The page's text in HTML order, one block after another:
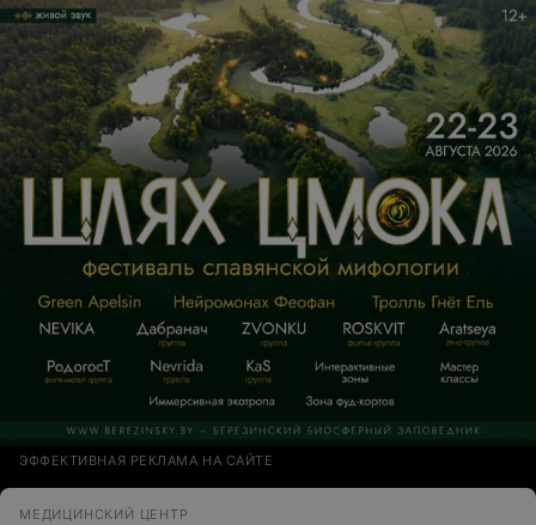
ЭФФЕКТИВНАЯ РЕКЛАМА НА САЙТЕ
МЕДИЦИНСКИЙ ЦЕНТР